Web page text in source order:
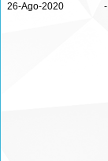
26-Ago-2020 -